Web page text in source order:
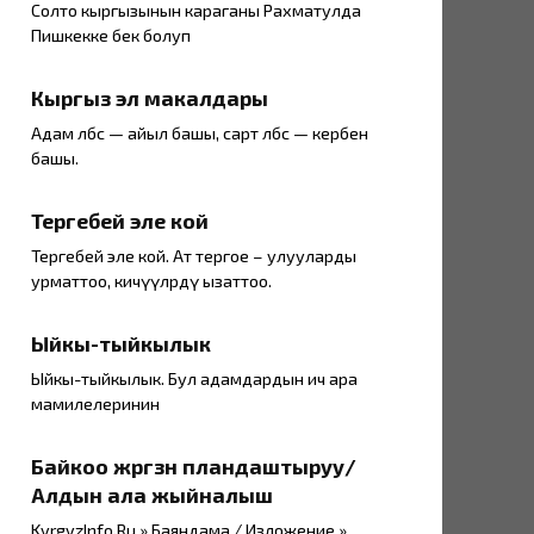
Солто кыргызынын караганы Рахматулда
Пишкекке бек болуп
Кыргыз эл макалдары
Адам өлбөсө — айыл башы, сарт өлбөсө — кербен
башы.
Тергебей эле кой
Тергебей эле кой. Ат тергое – улууларды
урматтоо, кичүүлөрдү ызаттоо.
Ыйкы-тыйкылык
Ыйкы-тыйкылык. Бул адамдардын ич ара
мамилелеринин
Байкоо жүргүзүүнү пландаштыруу/
Алдын ала жыйналыш